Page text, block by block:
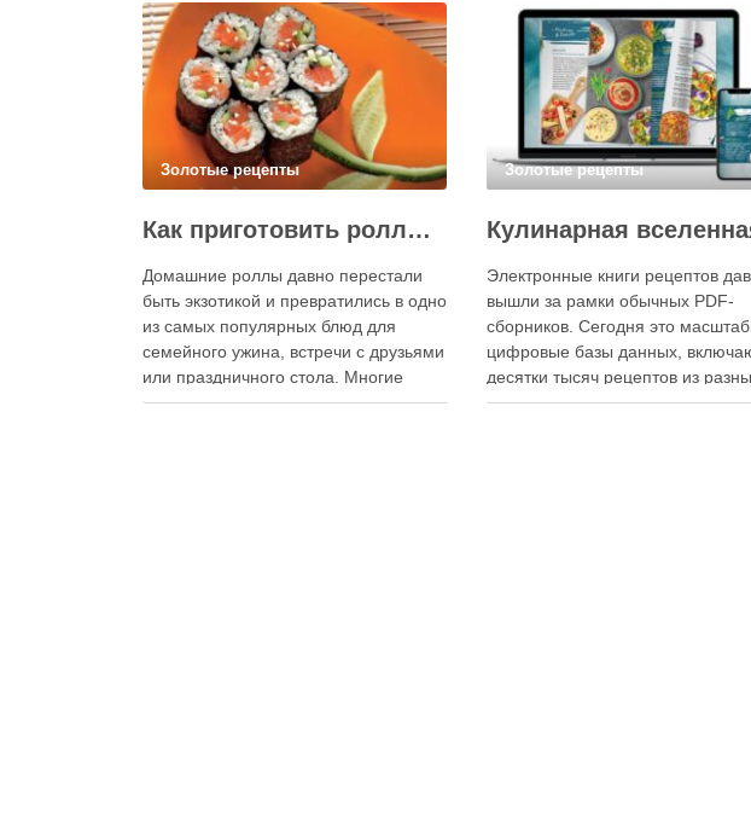
Золотые рецепты
Как приготовить роллы в домашних условиях?
Домашние роллы давно перестали
быть экзотикой и превратились в одно
из самых популярных блюд для
семейного ужина, встречи с друзьями
или праздничного стола. Многие
считают, что приготовление японских
Золотые рецепты
Электронные книги рецептов
вышли за рамки обычных PDF-
сборников. Сегодня это
цифровые базы данных,
десятки тысяч рецептов из
стран мира, с подробными